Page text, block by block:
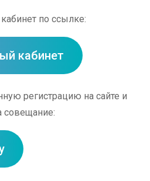
по ссылке:
кабинет
регистрацию на сайте и
совещание: